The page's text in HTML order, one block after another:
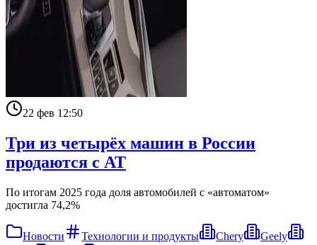
22 фев 12:50
Три из четырёх машин в России
продаются с АТ
По итогам 2025 года доля автомобилей с «автоматом»
достигла 74,2%
Новости Технологии и продукты Chery
Geely